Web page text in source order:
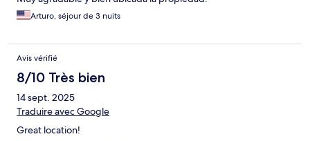
Arturo, séjour de 3 nuits
Avis vérifié
8/10 Très bien
14 sept. 2025
Traduire avec Google
Great location!